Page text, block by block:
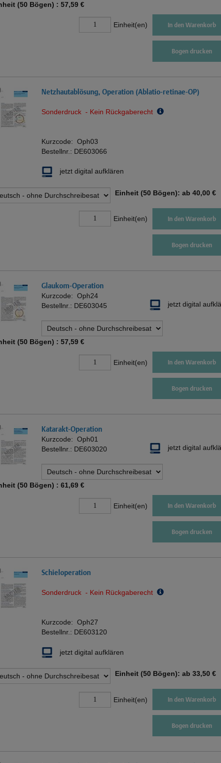
(50 Bögen) : 57,59 €
Einheit(en) In den Warenkorb
Bogen drucken
Netzhautablösung, Operation (Ablatio-retinae-OP)
Sonderdruck - Kein Rückgaberecht
Kurzcode: Oph03
Bestellnr.: DE603066
jetzt digital aufklären
Einheit (50 Bögen): ab 40,00 €
Einheit(en) In den Warenkorb
Bogen drucken
Glaukom-Operation
Kurzcode: Oph24
Bestellnr.: DE603045 jetzt digital
(50 Bögen) : 57,59 €
Einheit(en) In den Warenkorb
Bogen drucken
Katarakt-Operation
Kurzcode: Oph01
Bestellnr.: DE603020 jetzt digital
(50 Bögen) : 61,69 €
Einheit(en) In den Warenkorb
Bogen drucken
Schieloperation
Sonderdruck - Kein Rückgaberecht
Kurzcode: Oph27
Bestellnr.: DE603120
jetzt digital aufklären
Einheit (50 Bögen): ab 33,50 €
Einheit(en) In den Warenkorb
Bogen drucken